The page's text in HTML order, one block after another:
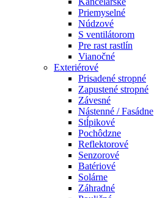
Priemyselné
Núdzové
S ventilátorom
Pre rast rastlín
Vianočné
Exteriérové
Prisadené stropné
Zapustené stropné
Závesné
Nástenné / Fasádne
Stĺpikové
Pochôdzne
Reflektorové
Senzorové
Batériové
Solárne
Záhradné